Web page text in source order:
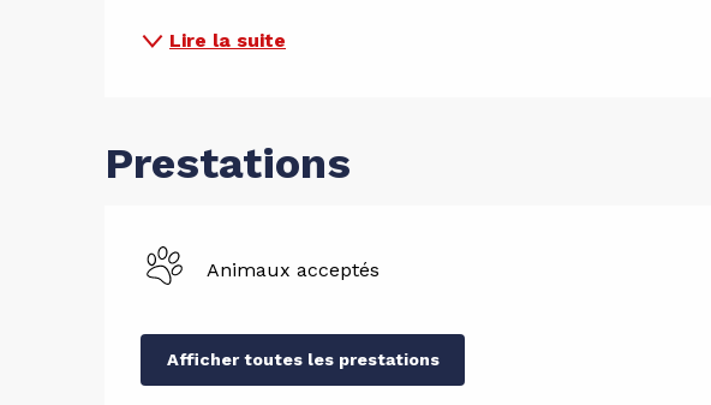
Lire la suite
Prestations
Animaux acceptés
Afficher toutes les prestations